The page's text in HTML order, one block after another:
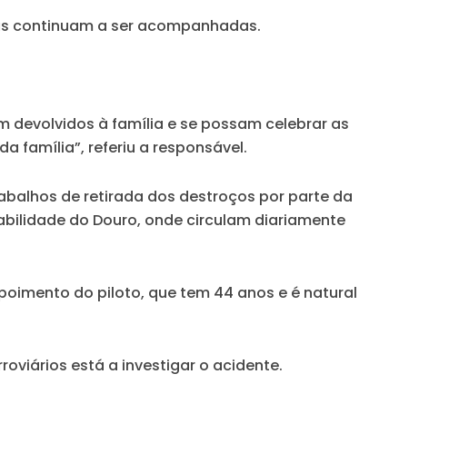
continuam a ser acompanhadas.
devolvidos à família e se possam celebrar as
família”, referiu a responsável.
de retirada dos destroços por parte da
do Douro, onde circulam diariamente
do piloto, que tem 44 anos e é natural
está a investigar o acidente.